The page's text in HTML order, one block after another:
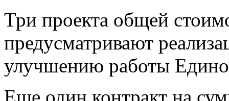
Три проекта общей
предусматривают
улучшению работы
Еще один контракт на